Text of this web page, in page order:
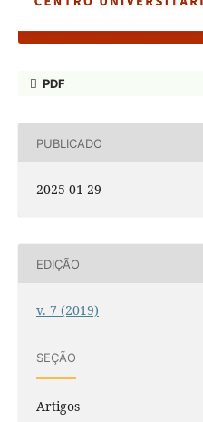
PDF
PUBLICADO
2025-01-29
EDIÇÃO
v. 7 (2019)
SEÇÃO
Artigos